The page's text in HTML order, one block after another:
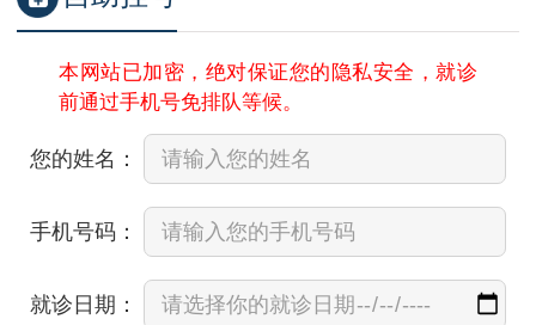
本网站已加密，绝对保证您的隐私安全，就诊
前通过手机号免排队等候。
您的姓名：
手机号码：
就诊日期：